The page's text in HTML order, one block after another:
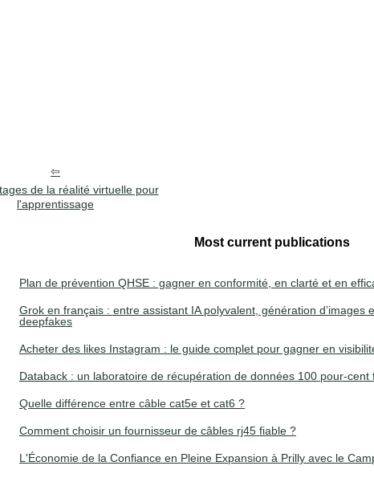
de la réalité virtuelle pour
l'apprentissage
Most current publications
Plan de prévention QHSE : gagner en conformité, en clarté et en
Grok en français : entre assistant IA polyvalent, génération d’images
deepfakes
Acheter des likes Instagram : le guide complet pour gagner en
Databack : un laboratoire de récupération de données 100 pour-cent
Quelle différence entre câble cat5e et cat6 ?
Comment choisir un fournisseur de câbles rj45 fiable ?
L'Économie de la Confiance en Pleine Expansion à Prilly avec le